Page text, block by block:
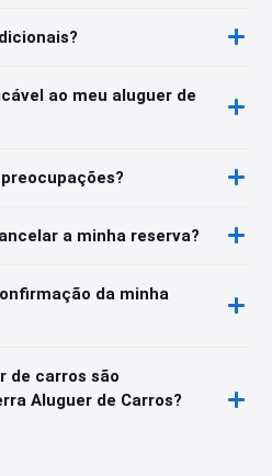
ao meu aluguer de
a minha reserva?
da minha
de carros são
Aluguer de Carros?